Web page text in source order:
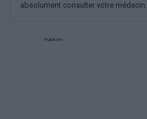
absolument consulter votre médecin.
Publicité: